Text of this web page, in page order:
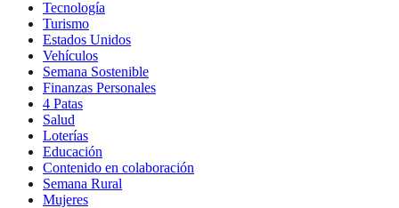
Tecnología
Turismo
Estados Unidos
Vehículos
Semana Sostenible
Finanzas Personales
4 Patas
Salud
Loterías
Educación
Contenido en colaboración
Semana Rural
Mujeres